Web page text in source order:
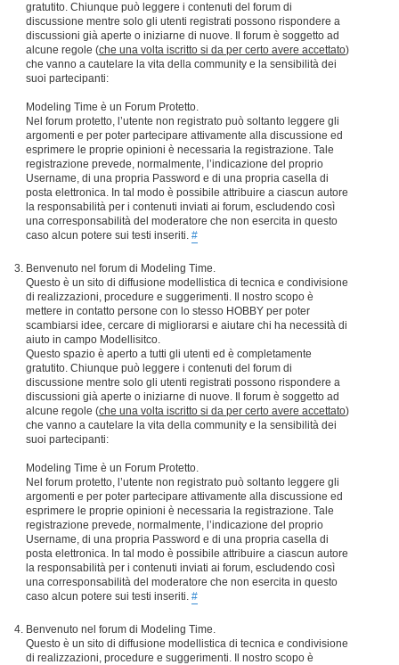
gratutito. Chiunque può leggere i contenuti del forum di
discussione mentre solo gli utenti registrati possono rispondere a
discussioni già aperte o iniziarne di nuove. Il forum è soggetto ad
alcune regole (che una volta iscritto si da per certo avere accettato)
che vanno a cautelare la vita della community e la sensibilità dei
suoi partecipanti:
Modeling Time è un Forum Protetto.
Nel forum protetto, l’utente non registrato può soltanto leggere gli
argomenti e per poter partecipare attivamente alla discussione ed
esprimere le proprie opinioni è necessaria la registrazione. Tale
registrazione prevede, normalmente, l’indicazione del proprio
Username, di una propria Password e di una propria casella di
posta elettronica. In tal modo è possibile attribuire a ciascun autore
la responsabilità per i contenuti inviati ai forum, escludendo così
una corresponsabilità del moderatore che non esercita in questo
caso alcun potere sui testi inseriti. #
Benvenuto nel forum di Modeling Time.
Questo è un sito di diffusione modellistica di tecnica e condivisione
di realizzazioni, procedure e suggerimenti. Il nostro scopo è
mettere in contatto persone con lo stesso HOBBY per poter
scambiarsi idee, cercare di migliorarsi e aiutare chi ha necessità di
aiuto in campo Modellisitco.
Questo spazio è aperto a tutti gli utenti ed è completamente
gratutito. Chiunque può leggere i contenuti del forum di
discussione mentre solo gli utenti registrati possono rispondere a
discussioni già aperte o iniziarne di nuove. Il forum è soggetto ad
alcune regole (che una volta iscritto si da per certo avere accettato)
che vanno a cautelare la vita della community e la sensibilità dei
suoi partecipanti:
Modeling Time è un Forum Protetto.
Nel forum protetto, l’utente non registrato può soltanto leggere gli
argomenti e per poter partecipare attivamente alla discussione ed
esprimere le proprie opinioni è necessaria la registrazione. Tale
registrazione prevede, normalmente, l’indicazione del proprio
Username, di una propria Password e di una propria casella di
posta elettronica. In tal modo è possibile attribuire a ciascun autore
la responsabilità per i contenuti inviati ai forum, escludendo così
una corresponsabilità del moderatore che non esercita in questo
caso alcun potere sui testi inseriti. #
Benvenuto nel forum di Modeling Time.
Questo è un sito di diffusione modellistica di tecnica e condivisione
di realizzazioni, procedure e suggerimenti. Il nostro scopo è